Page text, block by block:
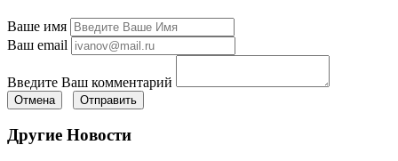
Ваше имя
Ваш email
Введите Ваш комментарий
Отмена Отправить
Другие Новости